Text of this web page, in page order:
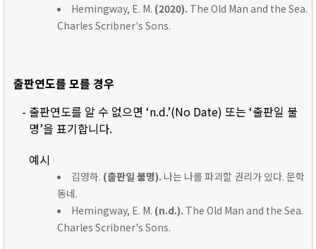
Hemingway, E. M. (2020). The Old Man and the Sea.
Charles Scribner's Sons.
출판연도를 모를 경우
- 출판연도를 알 수 없으면 ‘n.d.’(No Date) 또는 ‘출판일 불
명’을 표기합니다.
예시
김영하. (출판일 불명). 나는 나를 파괴할 권리가 있다. 문학
동네.
Hemingway, E. M. (n.d.). The Old Man and the Sea.
Charles Scribner's Sons.